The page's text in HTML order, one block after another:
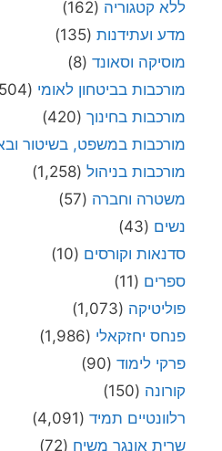
ללא קטגוריה (162)
מדע ועתידנות (135)
מוסיקה וסאונד (8)
מורכבות בביטחון לאומי (4,504)
מורכבות בחינוך (420)
מורכבות במשפט, בשיטור
מורכבות בניהול (1,258)
משטרה וחברה (57)
נשים (43)
סדנאות וקורסים (10)
ספרים (11)
פוליטיקה (1,073)
פנחס יחזקאלי (1,986)
פרקי לימוד (90)
קורונה (150)
רלוונטיים תמיד (4,091)
שרית אונגר משיח (72)